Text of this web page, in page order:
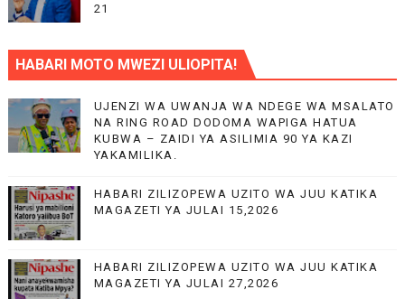
21
HABARI MOTO MWEZI ULIOPITA!
UJENZI WA UWANJA WA NDEGE WA MSALATO
NA RING ROAD DODOMA WAPIGA HATUA
KUBWA – ZAIDI YA ASILIMIA 90 YA KAZI
YAKAMILIKA.
HABARI ZILIZOPEWA UZITO WA JUU KATIKA
MAGAZETI YA JULAI 15,2026
HABARI ZILIZOPEWA UZITO WA JUU KATIKA
MAGAZETI YA JULAI 27,2026